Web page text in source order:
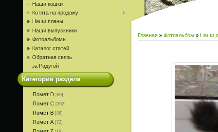
Наши кошки
Котята на продажу
Наши планы
Наши выпускники
Фотоальбомы
Каталог статей
Обратная связь
за Радугой
Категории раздела
Помет D [80]
Помет С [202]
Помет В [86]
Помет A [72]
Главная » Фотоальбом » Наши